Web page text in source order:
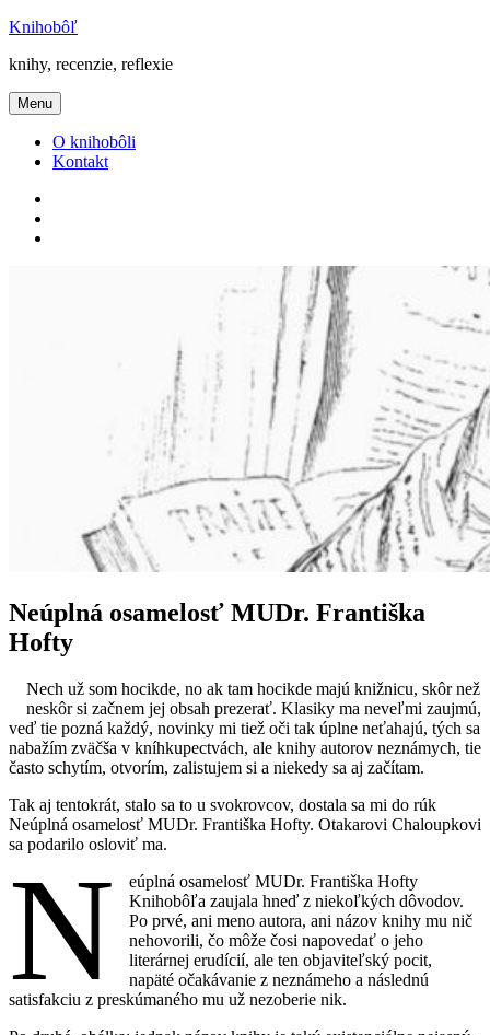
Prejsť
obsah
Knihobôľ
knihy, recenzie, reflexie
Menu
O knihobôli
Kontakt
Neúplná osamelosť MUDr. Františka
Hofty
Nech už som hocikde, no ak tam hocikde majú knižnicu, skôr než
neskôr si začnem jej obsah prezerať. Klasiky ma neveľmi zaujmú,
veď tie pozná každý, novinky mi tiež oči tak úplne neťahajú, tých sa
nabažím zväčša v kníhkupectvách, ale knihy autorov neznámych, tie
často schytím, otvorím, zalistujem si a niekedy sa aj začítam.
Tak aj tentokrát, stalo sa to u svokrovcov, dostala sa mi do rúk
Neúplná osamelosť MUDr. Františka Hofty. Otakarovi Chaloupkovi
sa podarilo osloviť ma.
N
eúplná osamelosť MUDr. Františka Hofty
Knihobôľa zaujala hneď z niekoľkých dôvodov.
Po prvé, ani meno autora, ani názov knihy mu nič
nehovorili, čo môže čosi napovedať o jeho
literárnej erudícií, ale ten objaviteľský pocit,
napäté očakávanie z neznámeho a následnú
satisfakciu z preskúmaného mu už nezoberie nik.